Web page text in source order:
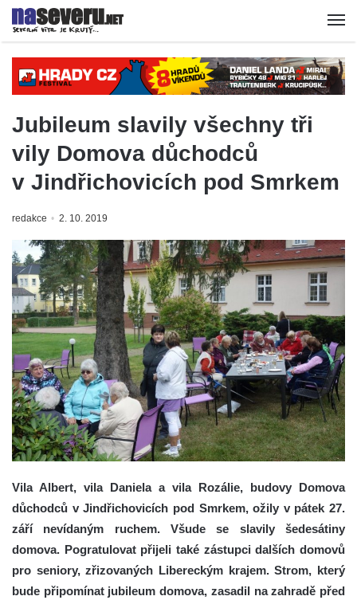
Jubileum slavily všechny tři
vily Domova důchodců
v Jindřichovicích pod Smrkem
redakce 2. 10. 2019
Vila Albert, vila Daniela a vila Rozálie, budovy Domova
důchodců v Jindřichovicích pod Smrkem, ožily v pátek 27.
září nevídaným ruchem. Všude se slavily šedesátiny
domova. Pogratulovat přijeli také zástupci dalších domovů
pro seniory, zřizovaných Libereckým krajem. Strom, který
bude připomínat jubileum domova, zasadil na zahradě před